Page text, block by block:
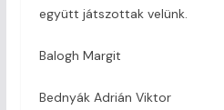
együtt játszottak velünk.
Balogh Margit
Bednyák Adrián Viktor